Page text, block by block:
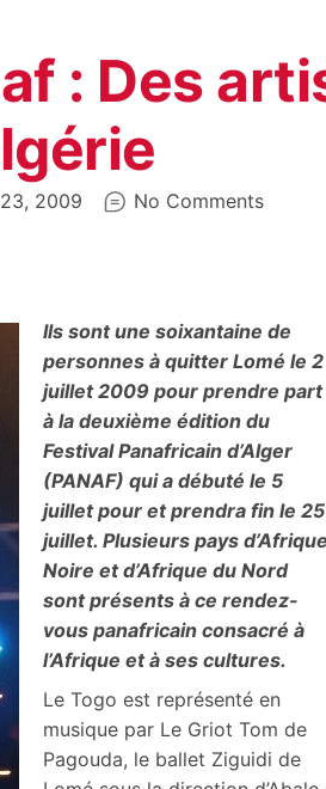
: Des
2009 No Comments
Ils sont une soixantaine de
personnes à quitter Lomé le 2
juillet 2009 pour prendre part
à la deuxième édition du
Festival Panafricain d’Alger
(PANAF) qui a débuté le 5
juillet pour et prendra fin le 25
juillet. Plusieurs pays
Noire et d’Afrique du Nord
sont présents à ce rendez-
vous panafricain consacré à
l’Afrique et à ses cultures.
Le Togo est représenté en
musique par Le Griot Tom de
Pagouda, le ballet Ziguidi de